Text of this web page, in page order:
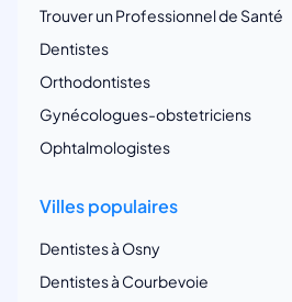
Trouver un Professionnel de Santé
Dentistes
Orthodontistes
Gynécologues-obstetriciens
Ophtalmologistes
Villes populaires
Dentistes à Osny
Dentistes à Courbevoie